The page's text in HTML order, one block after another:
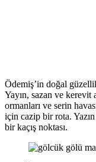
Ödemiş’in doğal
Yayın, sazan ve kerevit
ormanları ve serin
için cazip bir rota.
bir kaçış noktası.